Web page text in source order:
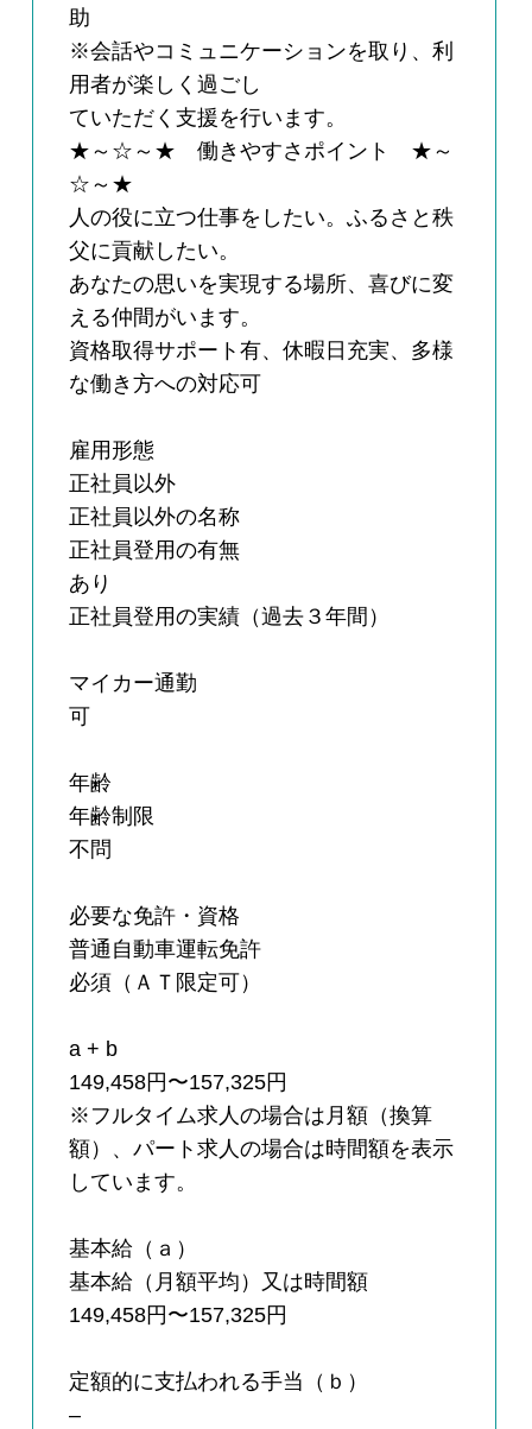
助
※会話やコミュニケーションを取り、利
用者が楽しく過ごし
ていただく支援を行います。
★～☆～★ 働きやすさポイント ★～
☆～★
人の役に立つ仕事をしたい。ふるさと秩
父に貢献したい。
あなたの思いを実現する場所、喜びに変
える仲間がいます。
資格取得サポート有、休暇日充実、多様
な働き方への対応可
雇用形態
正社員以外
正社員以外の名称
正社員登用の有無
あり
正社員登用の実績（過去３年間）
マイカー通勤
可
年齢
年齢制限
不問
必要な免許・資格
普通自動車運転免許
必須（ＡＴ限定可）
a + b
149,458円〜157,325円
※フルタイム求人の場合は月額（換算
額）、パート求人の場合は時間額を表示
しています。
基本給（ａ）
基本給（月額平均）又は時間額
149,458円〜157,325円
定額的に支払われる手当（ｂ）
–